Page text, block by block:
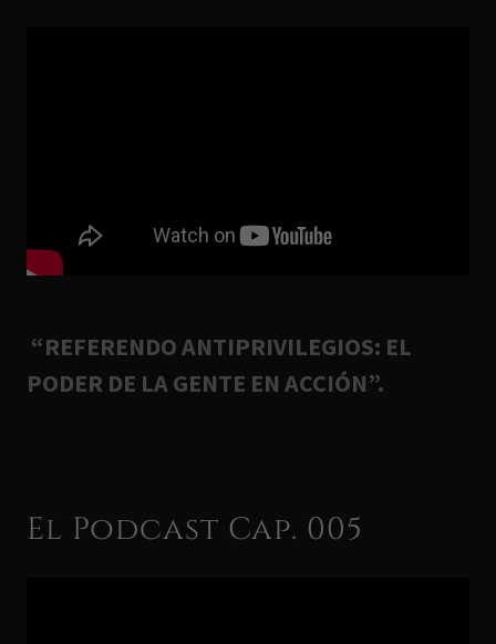
“REFERENDO ANTIPRIVILEGIOS: EL
PODER DE LA GENTE EN ACCIÓN”.
El Podcast Cap. 005